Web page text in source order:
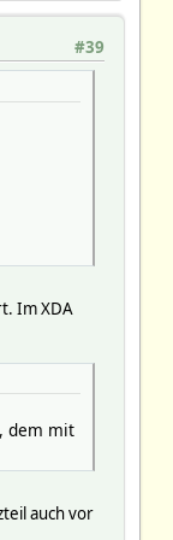
#39
Im XDA
dem mit
auch vor